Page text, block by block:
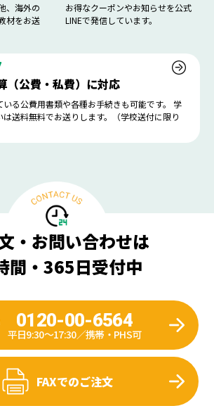
、海外の
材をお送
お得なクーポンやお知らせを公式
LINEで発信しています。
（公費・私費）に対応
いる公費用書類や各種お手続きも可能です。 学
送料無料でお送りします。（学校送付に限り
・お問い合わせは
間・365日受付中
0120-00-6564
平日9:30〜17:30／携帯・PHS可
FAXでのご注文